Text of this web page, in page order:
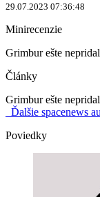
29.07.2023 07:36:48
Minirecenzie
Grimbur ešte
Články
Grimbur ešte
Ďalšie spacenews
Poviedky